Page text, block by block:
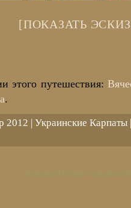
[ПОКАЗАТЬ
этого путешествия:
.
2012 | Украинские Карпаты